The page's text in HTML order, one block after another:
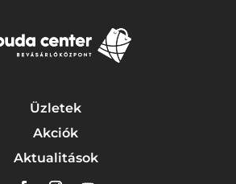
Üzletek
Akciók
Aktualitások